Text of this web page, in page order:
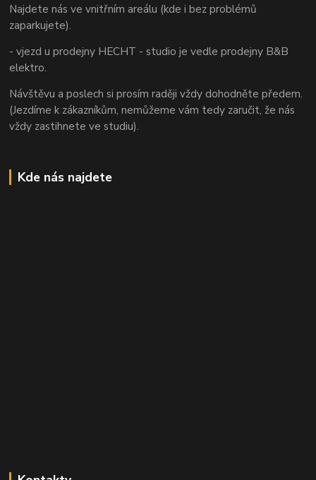
Najdete nás ve vnitřním areálu (kde i bez problémů
zaparkujete).
- vjezd u prodejny HECHT - studio je vedle prodejny B&B
elektro.
Návštěvu a poslech si prosím raději vždy dohodněte předem.
(Jezdíme k zákazníkům, nemůžeme vám tedy zaručit, že nás
vždy zastihnete ve studiu).
Kde nás najdete